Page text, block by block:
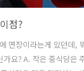
점?
면장이라는게 있던데,
요? A. 작은 중식당은